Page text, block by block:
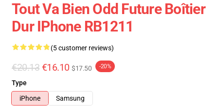
Tout Va Bien Odd Future Boîtier
Dur IPhone RB1211
(5 customer reviews)
€20.13 €16.10 $17.50 -20%
Type
iPhone
Samsung